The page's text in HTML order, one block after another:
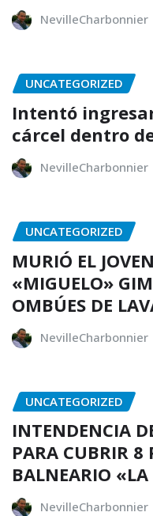
NevilleCharbonnier
UNCATEGORIZED
Intentó
cárcel dentro
NevilleCharbonnier
UNCATEGORIZED
MURIÓ EL
«MIGUELO»
OMBÚES DE
NevilleCharbonnier
UNCATEGORIZED
INTENDENCIA
PARA CUBRIR 8
BALNEARIO
NevilleCharbonnier